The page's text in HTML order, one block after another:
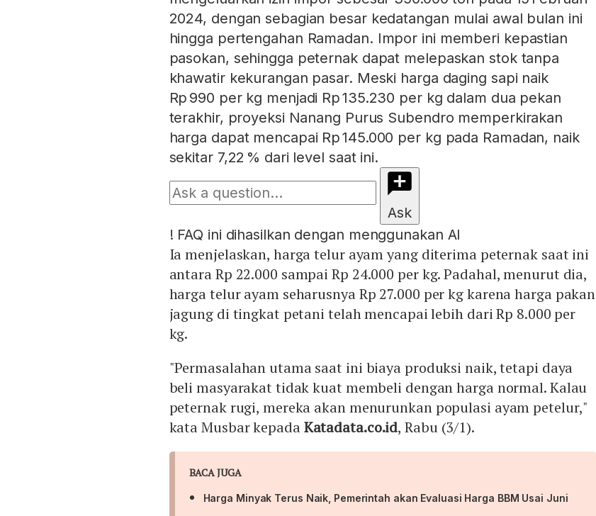
2024, dengan sebagian besar kedatangan mulai awal bulan ini
hingga pertengahan Ramadan. Impor ini memberi kepastian
pasokan, sehingga peternak dapat melepaskan stok tanpa
khawatir kekurangan pasar. Meski harga daging sapi naik
Rp 990 per kg menjadi Rp 135.230 per kg dalam dua pekan
terakhir, proyeksi Nanang Purus Subendro memperkirakan
harga dapat mencapai Rp 145.000 per kg pada Ramadan, naik
sekitar 7,22 % dari level saat ini.
Ask
! FAQ ini dihasilkan dengan menggunakan AI
Ia menjelaskan, harga telur ayam yang diterima peternak saat ini
antara Rp 22.000 sampai Rp 24.000 per kg. Padahal, menurut dia,
harga telur ayam seharusnya Rp 27.000 per kg karena harga pakan
jagung di tingkat petani telah mencapai lebih dari Rp 8.000 per
kg.
"Permasalahan utama saat ini biaya produksi naik, tetapi daya
beli masyarakat tidak kuat membeli dengan harga normal. Kalau
peternak rugi, mereka akan menurunkan populasi ayam petelur,"
kata Musbar kepadaKatadata.co.id, Rabu (3/1).
BACA JUGA
Harga Minyak Terus Naik, Pemerintah akan Evaluasi Harga BBM Usai Juni